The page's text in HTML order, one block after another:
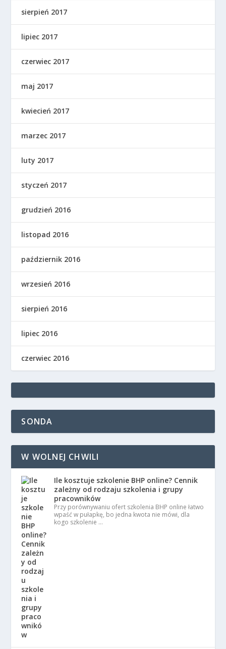
sierpień 2017
lipiec 2017
czerwiec 2017
maj 2017
kwiecień 2017
marzec 2017
luty 2017
styczeń 2017
grudzień 2016
listopad 2016
październik 2016
wrzesień 2016
sierpień 2016
lipiec 2016
czerwiec 2016
SONDA
W WOLNEJ CHWILI
Ile kosztuje szkolenie BHP online? Cennik
zależny od rodzaju szkolenia i grupy
pracowników
Przy porównywaniu ofert szkolenia BHP online łatwo
wpaść w pułapkę, bo jedna kwota nie mówi, dla
kogo szkolenie …